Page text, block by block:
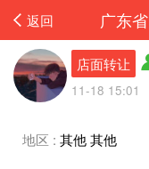
返回
店面转让
11-18 15:01
地区 : 其他 其他